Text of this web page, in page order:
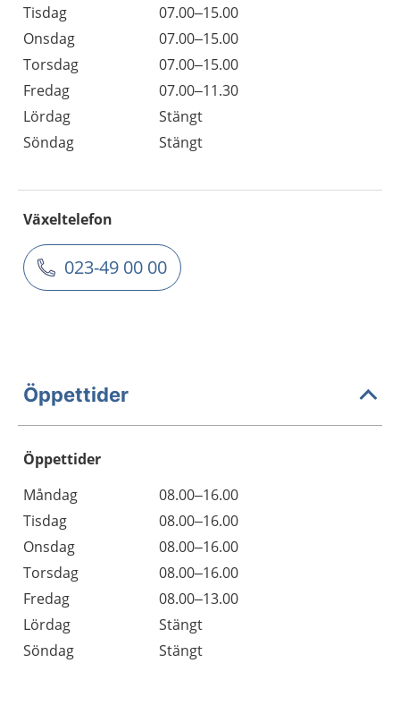
Tisdag
07.00–15.00
Onsdag
07.00–15.00
Torsdag
07.00–15.00
Fredag
07.00–11.30
Lördag
Stängt
Söndag
Stängt
Växeltelefon
023-49 00 00
Öppettider
Öppettider
Dag
Öppettider
Kommentarer
Måndag
08.00–16.00
Tisdag
08.00–16.00
Onsdag
08.00–16.00
Torsdag
08.00–16.00
Fredag
08.00–13.00
Lördag
Stängt
Söndag
Stängt